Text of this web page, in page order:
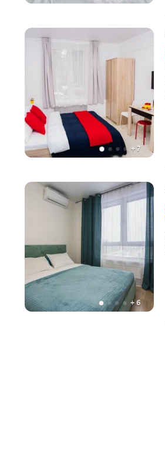
+ 7
+ 6